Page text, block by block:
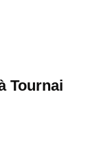
Tournai